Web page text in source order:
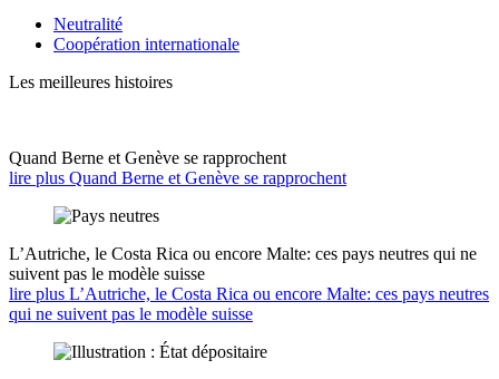
Neutralité
Coopération internationale
Les meilleures histoires
Quand Berne et Genève se rapprochent
lire plus Quand Berne et Genève se rapprochent
L’Autriche, le Costa Rica ou encore Malte: ces pays neutres qui ne
suivent pas le modèle suisse
lire plus L’Autriche, le Costa Rica ou encore Malte: ces pays neutres
qui ne suivent pas le modèle suisse